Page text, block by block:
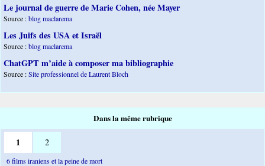
Le journal de guerre de Marie Cohen, née Mayer
Source :blog maclarema
Les Juifs des USA et Israël
Source :blog maclarema
ChatGPT m’aide à composer ma bibliographie
Source :Site professionnel de Laurent Bloch
Dans la même rubrique
1 2
6 films iraniens et la peine de mort